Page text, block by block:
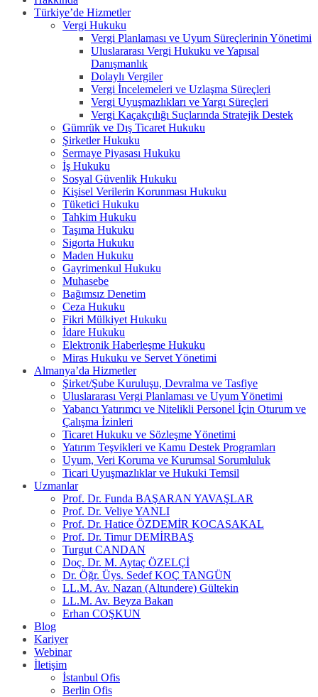
Türkiye’de Hizmetler
Vergi Hukuku
Vergi Planlaması ve Uyum Süreçlerinin Yönetimi
Uluslararası Vergi Hukuku ve Yapısal
Danışmanlık
Dolaylı Vergiler
Vergi İncelemeleri ve Uzlaşma Süreçleri
Vergi Uyuşmazlıkları ve Yargı Süreçleri
Vergi Kaçakçılığı Suçlarında Stratejik Destek
Gümrük ve Dış Ticaret Hukuku
Şirketler Hukuku
Sermaye Piyasası Hukuku
İş Hukuku
Sosyal Güvenlik Hukuku
Kişisel Verilerin Korunması Hukuku
Tüketici Hukuku
Tahkim Hukuku
Taşıma Hukuku
Sigorta Hukuku
Maden Hukuku
Gayrimenkul Hukuku
Muhasebe
Bağımsız Denetim
Ceza Hukuku
Fikri Mülkiyet Hukuku
İdare Hukuku
Elektronik Haberleşme Hukuku
Miras Hukuku ve Servet Yönetimi
Almanya’da Hizmetler
Şirket/Şube Kuruluşu, Devralma ve Tasfiye
Uluslararası Vergi Planlaması ve Uyum Yönetimi
Yabancı Yatırımcı ve Nitelikli Personel İçin Oturum ve
Çalışma İzinleri
Ticaret Hukuku ve Sözleşme Yönetimi
Yatırım Teşvikleri ve Kamu Destek Programları
Uyum, Veri Koruma ve Kurumsal Sorumluluk
Ticari Uyuşmazlıklar ve Hukuki Temsil
Uzmanlar
Prof. Dr. Funda BAŞARAN YAVAŞLAR
Prof. Dr. Veliye YANLI
Prof. Dr. Hatice ÖZDEMİR KOCASAKAL
Prof. Dr. Timur DEMİRBAŞ
Turgut CANDAN
Doç. Dr. M. Aytaç ÖZELÇİ
Dr. Öğr. Üys. Sedef KOÇ TANGÜN
LL.M. Av. Nazan (Altundere) Gültekin
LL.M. Av. Beyza Bakan
Erhan COŞKUN
Blog
Kariyer
Webinar
İletişim
İstanbul Ofis
Berlin Ofis